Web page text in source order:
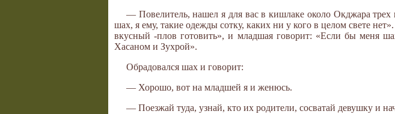
— Повелитель, нашел я для вас в кишлаке около Окджара
шах, я ему, такие одежды сотку, каких ни у кого в целом свете
вкусный -плов готовить», и младшая говорит: «Если бы меня
Хасаном и Зухрой».
Обрадовался шах и говорит:
— Хорошо, вот на младшей я и женюсь.
— Поезжай туда, узнай, кто их родители, сосватай девушку и